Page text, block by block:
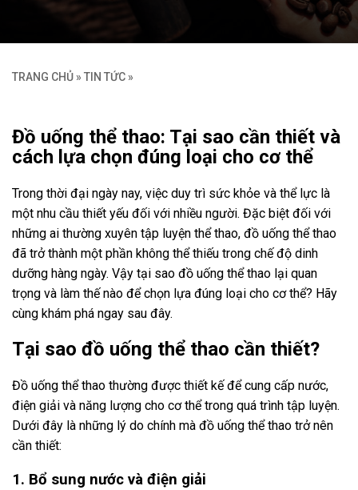
TRANG CHỦ » TIN TỨC »
Đồ uống thể thao: Tại sao cần thiết và
cách lựa chọn đúng loại cho cơ thể
Trong thời đại ngày nay, việc duy trì sức khỏe và thể lực là
một nhu cầu thiết yếu đối với nhiều người. Đặc biệt đối với
những ai thường xuyên tập luyện thể thao, đồ uống thể thao
đã trở thành một phần không thể thiếu trong chế độ dinh
dưỡng hàng ngày. Vậy tại sao đồ uống thể thao lại quan
trọng và làm thế nào để chọn lựa đúng loại cho cơ thể? Hãy
cùng khám phá ngay sau đây.
Tại sao đồ uống thể thao cần thiết?
Đồ uống thể thao thường được thiết kế để cung cấp nước,
điện giải và năng lượng cho cơ thể trong quá trình tập luyện.
Dưới đây là những lý do chính mà đồ uống thể thao trở nên
cần thiết:
1. Bổ sung nước và điện giải